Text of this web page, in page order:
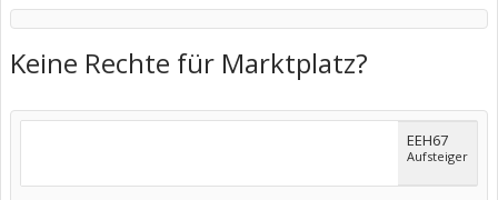
Keine Rechte für Marktplatz?
EEH67
Aufsteiger